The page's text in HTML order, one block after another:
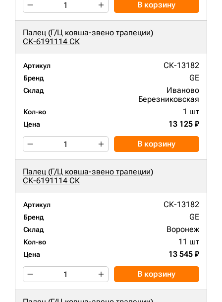
В корзину
Палец (Г/Ц ковша-звено трапеции)
СК-6191114 СК
Артикул СК-13182
Бренд GE
Склад
Иваново
Березниковская
Кол-во 1 шт
Цена 13 125 ₽
В корзину
Палец (Г/Ц ковша-звено трапеции)
СК-6191114 СК
Артикул СК-13182
Бренд GE
Склад Воронеж
Кол-во 11 шт
Цена 13 545 ₽
В корзину